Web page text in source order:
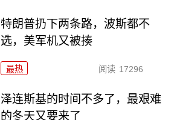
特朗普扔下两条路，波斯都不
选，美军机又被揍
最热 阅读 17296
泽连斯基的时间不多了，最艰难
的冬天又要来了